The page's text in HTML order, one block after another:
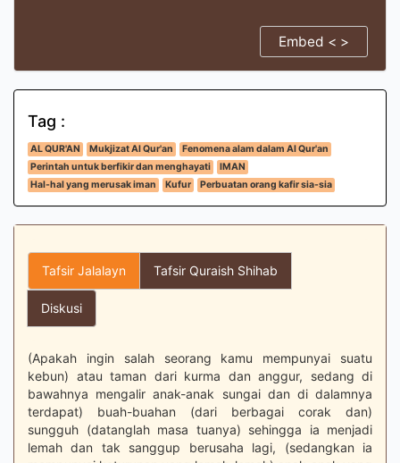
Embed < >
Tag :
AL QUR'AN Mukjizat Al Qur'an
Fenomena alam dalam Al Qur'an
Perintah untuk berfikir dan menghayati
IMAN
Hal-hal yang merusak iman
Kufur Perbuatan orang kafir sia-sia
Tafsir Jalalayn Tafsir Quraish Shihab
Diskusi
(Apakah ingin salah seorang kamu mempunyai suatu
kebun) atau taman dari kurma dan anggur, sedang di
bawahnya mengalir anak-anak sungai dan di dalamnya
terdapat) buah-buahan (dari berbagai corak dan)
sungguh (datanglah masa tuanya) sehingga ia menjadi
lemah dan tak sanggup berusaha lagi, (sedangkan ia